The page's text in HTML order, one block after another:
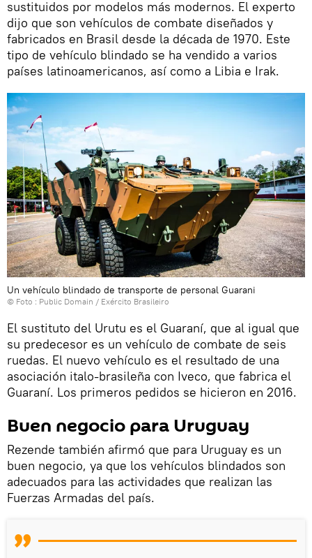
sustituidos por modelos más modernos. El experto
dijo que son vehículos de combate diseñados y
fabricados en Brasil desde la década de 1970. Este
tipo de vehículo blindado se ha vendido a varios
países latinoamericanos, así como a Libia e Irak.
Un vehículo blindado de transporte de personal Guarani
© Foto : Public Domain / Exército Brasileiro
El sustituto del Urutu es el Guaraní, que al igual que
su predecesor es un vehículo de combate de seis
ruedas. El nuevo vehículo es el resultado de una
asociación italo-brasileña con Iveco, que fabrica el
Guaraní. Los primeros pedidos se hicieron en 2016.
Buen negocio para Uruguay
Rezende también afirmó que para Uruguay es un
buen negocio, ya que los vehículos blindados son
adecuados para las actividades que realizan las
Fuerzas Armadas del país.